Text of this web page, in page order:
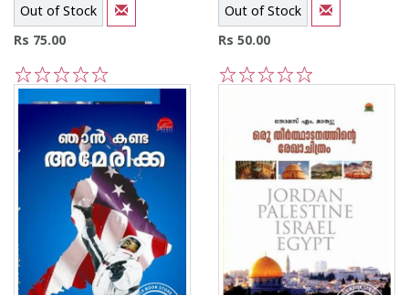
Out of Stock
Rs 75.00
5
4
3
2
1
Out of Stock
Rs 50.00